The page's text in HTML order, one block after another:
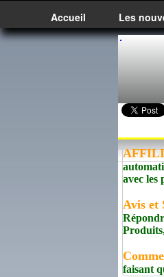
Accueil Les
avec
Avis et
faisant